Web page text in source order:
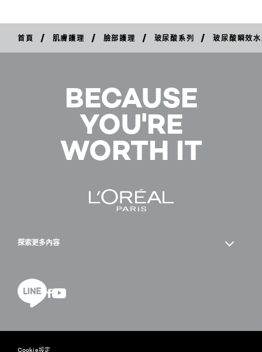
首頁 / 肌膚護理 / 臉部護理 / 玻尿酸系列 / 玻尿酸瞬效
BECAUSE
YOU'RE
WORTH IT
探索更多內容
Cookie設定